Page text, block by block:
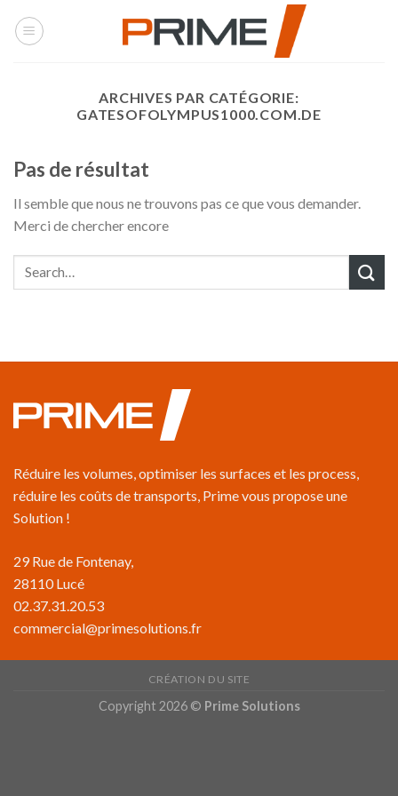
ARCHIVES PAR CATÉGORIE:
GATESOFOLYMPUS1000.COM.DE
Pas de résultat
Il semble que nous ne trouvons pas ce que vous demander.
Merci de chercher encore
Réduire les volumes, optimiser les surfaces et les process,
réduire les coûts de transports, Prime vous propose une
Solution !
29 Rue de Fontenay,
28110 Lucé
02.37.31.20.53
commercial@primesolutions.fr
CRÉATION DU SITE
Copyright 2026 © Prime Solutions